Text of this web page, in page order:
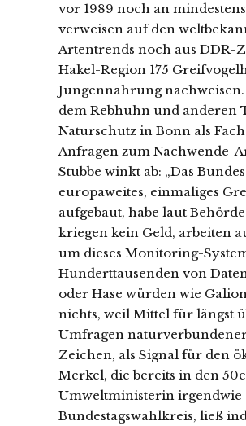
vor 1989 noch an
verweisen auf den
Artentrends noch aus DDR-
Hakel-Region 175
Jungennahrung nachweisen.
dem Rebhuhn und anderen
Naturschutz in Bonn als
Anfragen zum Nachwende-
Stubbe winkt ab: „Das
europaweites, einmaliges
aufgebaut, habe laut
kriegen kein Geld, arbeiten
um dieses Monitoring-
Hunderttausenden von
oder Hase würden wie
nichts, weil Mittel für längst
Umfragen naturverbundener
Zeichen, als Signal für den
Merkel, die bereits in den
Umweltministerin irgendwie
Bundestagswahlkreis, ließ